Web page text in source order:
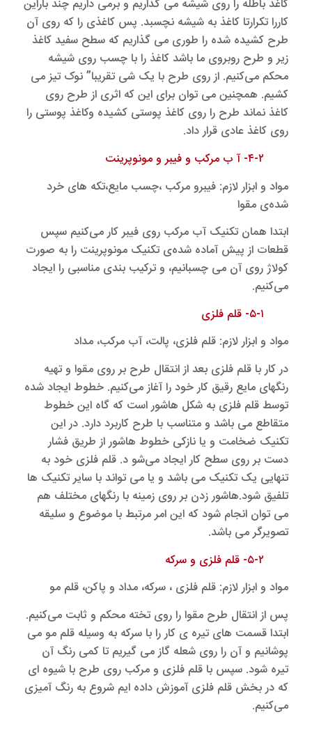
کاغذ باطله را روی شیشه می گذاریم و برمی داریم چند باراین
کاررا تکرارتا کاغذ به شیشه نچسبد. پس کاغذی را که روی آن
طرح کشیده شده را طوری می گذاریم که سطح سفید کاغذ
زیر و طرح روبروی ما باشد کاغذ را با چسب روی شیشه
محکم می‌کنیم. از روی طرح با یک شی تقریبا” نوک تیز می
کشیم. همچنین می توان برای این که اثری از طرح روی
کاغذ نماند طرح را روی کاغذ پوستی کشیده وکاغذ پوستی را
روی کاغذ عادی قرار داد.
مواد و ابزار لازم: فیبرو مرکب ،چسب مایع،تکه های خرد
شده‌ی مقوا
ابتدا همان تکنیک آب مرکب روی فیبر کار می‌کنیم سپس
قطعات از پیش آماده شده‌ی تکنیک مونوپرینت را به صورت
کولاژ روی آن می چسبانیم، و ترکیب بندی مناسبی را ایجاد
می‌کنیم.
مواد و ابزار لازم: قلم فلزی، پالت، آب مرکب، مداد
در کار با قلم فلزی بعد از انتقال طرح بر روی مقوا و تهیه
رنگهای مایع رقیق کار خود را آغاز می‌کنیم. خطوط ایجاد شده
توسط قلم فلزی به شکل هاشور است که گاه این خطوط
متقاطع می باشد و متناسب با طرح کاربرد دارد. در این
تکنیک ضخامت و یا نازکی خطوط هاشور از طریق فشار
دست بر روی سطح کار ایجاد می‌شو د. قلم فلزی خود به
تنهایی یک تکنیک می باشد و یا می تواند با سایر تکنیک ها
تلفیق شود.هاشور زدن بر روی زمینه با رنگهای مختلف هم
می توان انجام شود که این امر مرتبط با موضوع و سلیقه
تصویرگر می باشد.
مواد و ابزار لازم: قلم فلزی ، سرکه، مداد و پاکن، قلم مو
پس از انتقال طرح مقوا را روی تخته محکم و ثابت می‌کنیم.
ابتدا قسمت های تیره ی کار را با سرکه به وسیله قلم مو می
پوشانیم و آن را روی شعله گاز می گیریم تا کمی رنگ آن
تیره شود. سپس با قلم فلزی و مرکب روی طرح با شیوه ای
که در بخش قلم فلزی آموزش داده ایم شروع به رنگ آمیزی
می‌کنیم.